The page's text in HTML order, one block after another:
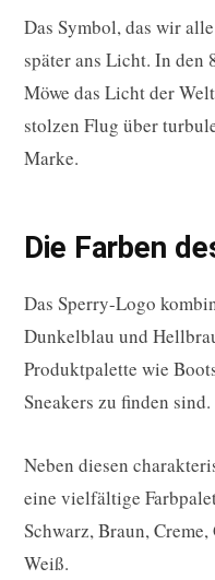
Das Symbol, das wir
später ans Licht. In den
Möwe das Licht der
stolzen Flug über
Marke.
Die Farben
Das Sperry-Logo
Dunkelblau und
Produktpalette wie
Sneakers zu finden sind.
Neben diesen
eine vielfältige
Schwarz, Braun,
Weiß.